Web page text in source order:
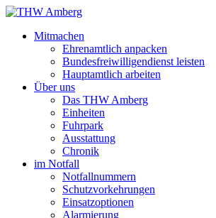
Mitmachen
Ehrenamtlich anpacken
Bundesfreiwilligendienst leisten
Hauptamtlich arbeiten
Über uns
Das THW Amberg
Einheiten
Fuhrpark
Ausstattung
Chronik
im Notfall
Notfallnummern
Schutzvorkehrungen
Einsatzoptionen
Alarmierung